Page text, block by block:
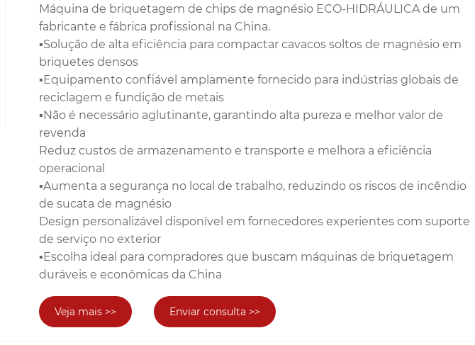
Máquina de briquetagem de chips de magnésio ECO-HIDRÁULICA de um
fabricante e fábrica profissional na China.
▪Solução de alta eficiência para compactar cavacos soltos de magnésio em
briquetes densos
▪Equipamento confiável amplamente fornecido para indústrias globais de
reciclagem e fundição de metais
▪Não é necessário aglutinante, garantindo alta pureza e melhor valor de
revenda
Reduz custos de armazenamento e transporte e melhora a eficiência
operacional
▪Aumenta a segurança no local de trabalho, reduzindo os riscos de incêndio
de sucata de magnésio
Design personalizável disponível em fornecedores experientes com suporte
de serviço no exterior
▪Escolha ideal para compradores que buscam máquinas de briquetagem
duráveis ​​e econômicas da China
Veja mais >> Enviar consulta >>